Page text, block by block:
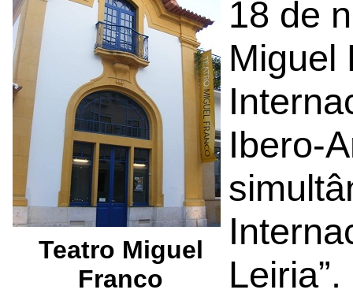
Teatro Miguel
Franco
18 de
Miguel
Ibero-
Leiria”.